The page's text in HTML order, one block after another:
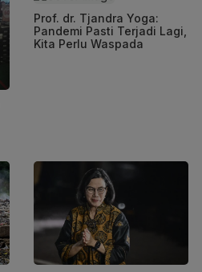
Prof. dr. Tjandra Yoga:
Pandemi Pasti Terjadi Lagi,
Kita Perlu Waspada